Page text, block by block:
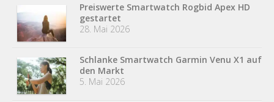
Preiswerte Smartwatch Rogbid Apex HD
gestartet
28. Mai 2026
Schlanke Smartwatch Garmin Venu X1 auf
den Markt
5. Mai 2026